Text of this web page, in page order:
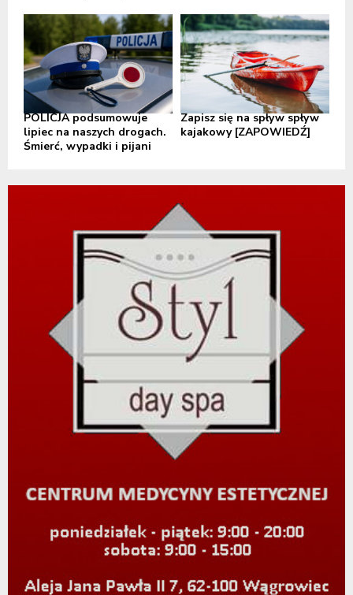
POLICJA podsumowuje
lipiec na naszych drogach.
Śmierć, wypadki i pijani
Zapisz się na spływ spływ
kajakowy [ZAPOWIEDŹ]